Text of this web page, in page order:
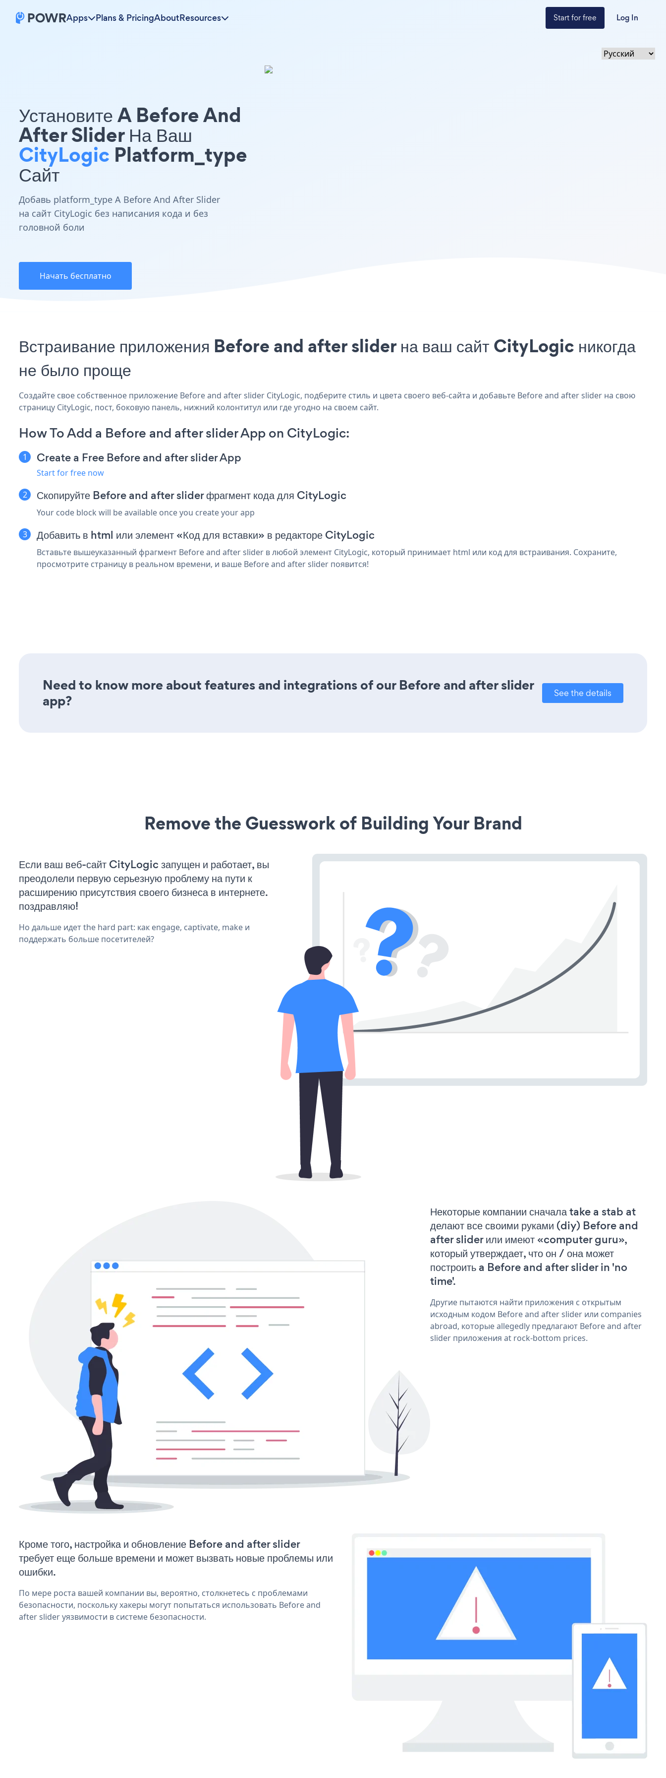
Apps Plans & PricingAboutResources Start for free Log In
Установите A Before And
After Slider На Ваш
CityLogic Platform_type
Сайт
Добавь platform_type A Before And After Slider
на сайт CityLogic без написания кода и без
головной боли
Начать бесплатно
Встраивание приложения Before and after slider на ваш сайт CityLogic никогда
не было проще
Создайте свое собственное приложение Before and after slider CityLogic, подберите стиль и цвета своего веб-сайта и добавьте Before and after slider на свою
страницу CityLogic, пост, боковую панель, нижний колонтитул или где угодно на своем сайт.
How To Add a Before and after slider App on CityLogic:
Create a Free Before and after slider App
Start for free now
Скопируйте Before and after slider фрагмент кода для CityLogic
Your code block will be available once you create your app
Добавить в html или элемент «Код для вставки» в редакторе CityLogic
Вставьте вышеуказанный фрагмент Before and after slider в любой элемент CityLogic, который принимает html или код для встраивания. Сохраните,
просмотрите страницу в реальном времени, и ваше Before and after slider появится!
Need to know more about features and integrations of our Before and after slider
app?
See the details
Remove the Guesswork of Building Your Brand
Если ваш веб-сайт CityLogic запущен и работает, вы
преодолели первую серьезную проблему на пути к
расширению присутствия своего бизнеса в интернете.
поздравляю!
Но дальше идет the hard part: как engage, captivate, make и
поддержать больше посетителей?
Некоторые компании сначала take a stab at
делают все своими руками (diy) Before and
after slider или имеют «computer guru»,
который утверждает, что он / она может
построить a Before and after slider in 'no
time'.
Другие пытаются найти приложения с открытым
исходным кодом Before and after slider или companies
abroad, которые allegedly предлагают Before and after
slider приложения at rock-bottom prices.
Кроме того, настройка и обновление Before and after slider
требует еще больше времени и может вызвать новые проблемы или
ошибки.
По мере роста вашей компании вы, вероятно, столкнетесь с проблемами
безопасности, поскольку хакеры могут попытаться использовать Before and
after slider уязвимости в системе безопасности.